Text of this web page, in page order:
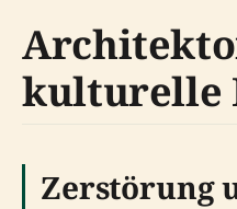
kulturelle
Zerstörung